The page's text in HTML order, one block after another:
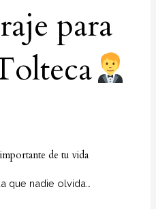
para
de tu vida
que nadie olvida…